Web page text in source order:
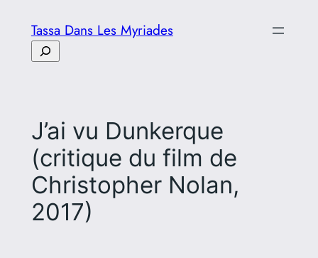
contenu
Tassa Dans Les Myriades
Rechercher
J’ai vu Dunkerque
(critique du film de
Christopher Nolan,
2017)